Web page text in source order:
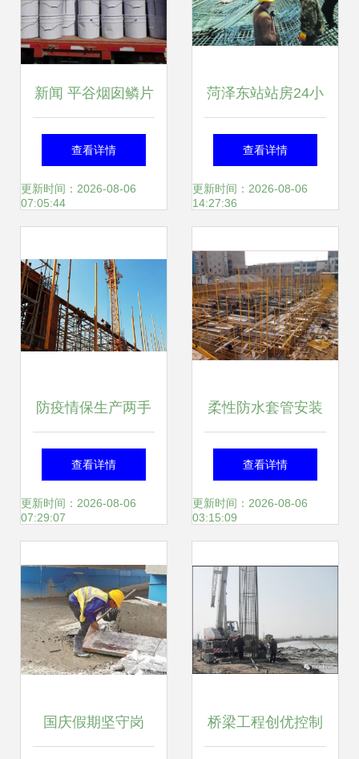
新闻 平谷烟囱鳞片
胶泥防腐施工费多
少钱 廊坊义浩防腐
查看详情
更新时间：2026-08-06
07:05:44
菏泽东站站房24小
时不间断施工 11月
底将实现混凝土主
查看详情
更新时间：2026-08-06
14:27:36
防疫情保生产两手
硬 福州现代物流城
跑出建设招商“加速
查看详情
更新时间：2026-08-06
07:29:07
柔性防水套管安装
工程施工管理规定
查看详情
更新时间：2026-08-06
03:15:09
国庆假期坚守岗 桥梁工程创优控制